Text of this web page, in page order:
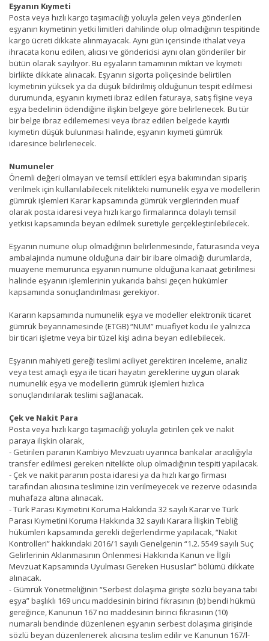
Eşyanın Kıymeti
Posta veya hızlı kargo taşımacılığı yoluyla gelen veya gönderilen
eşyanın kıymetinin yetki limitleri dahilinde olup olmadığının tespitinde
kargo ücreti dikkate alınmayacak. Aynı gün içerisinde ithalat veya
ihracata konu edilen, alıcısı ve göndericisi aynı olan gönderiler bir
bütün olarak sayılıyor. Bu eşyaların tamamının miktarı ve kıymeti
birlikte dikkate alınacak. Eşyanın sigorta poliçesinde belirtilen
kıymetinin yüksek ya da düşük bildirilmiş olduğunun tespit edilmesi
durumunda, eşyanın kıymeti ibraz edilen faturaya, satış fişine veya
eşya bedelinin ödendiğine ilişkin belgeye göre belirlenecek. Bu tür
bir belge ibraz edilememesi veya ibraz edilen belgede kayıtlı
kıymetin düşük bulunması halinde, eşyanın kıymeti gümrük
idaresince belirlenecek.
Numuneler
Önemli değeri olmayan ve temsil ettikleri eşya bakımından sipariş
verilmek için kullanılabilecek nitelikteki numunelik eşya ve modellerin
gümrük işlemleri Karar kapsamında gümrük vergilerinden muaf
olarak posta idaresi veya hızlı kargo firmalarınca dolaylı temsil
yetkisi kapsamında beyan edilmek suretiyle gerçekleştirilebilecek.
Eşyanın numune olup olmadığının belirlenmesinde, faturasında veya
ambalajında numune olduğuna dair bir ibare olmadığı durumlarda,
muayene memurunca eşyanın numune olduğuna kanaat getirilmesi
halinde eşyanın işlemlerinin yukarıda bahsi geçen hükümler
kapsamında sonuçlandırılması gerekiyor.
Kararın kapsamında numunelik eşya ve modeller elektronik ticaret
gümrük beyannamesinde (ETGB) “NUM” muafiyet kodu ile yalnızca
bir ticari işletme veya bir tüzel kişi adına beyan edilebilecek.
Eşyanın mahiyeti gereği teslimi aciliyet gerektiren inceleme, analiz
veya test amaçlı eşya ile ticari hayatın gereklerine uygun olarak
numunelik eşya ve modellerin gümrük işlemleri hızlıca
sonuçlandırılarak teslimi sağlanacak.
Çek ve Nakit Para
Posta veya hızlı kargo taşımacılığı yoluyla getirilen çek ve nakit
paraya ilişkin olarak,
- Getirilen paranın Kambiyo Mevzuatı uyarınca bankalar aracılığıyla
transfer edilmesi gereken nitelikte olup olmadığının tespiti yapılacak.
- Çek ve nakit paranın posta idaresi ya da hızlı kargo firması
tarafından alıcısına teslimine izin verilmeyecek ve rezerve odasında
muhafaza altına alınacak.
- Türk Parası Kıymetini Koruma Hakkında 32 sayılı Karar ve Türk
Parası Kıymetini Koruma Hakkında 32 sayılı Karara İlişkin Tebliğ
hükümleri kapsamında gerekli değerlendirme yapılacak, “Nakit
Kontrolleri” hakkındaki 2016/1 sayılı Genelgenin “1.2. 5549 sayılı Suç
Gelirlerinin Aklanmasının Önlenmesi Hakkında Kanun ve İlgili
Mevzuat Kapsamında Uyulması Gereken Hususlar” bölümü dikkate
alınacak.
- Gümrük Yönetmeliğinin “Serbest dolaşıma girişte sözlü beyana tabi
eşya” başlıklı 169 uncu maddesinin birinci fıkrasının (b) bendi hükmü
gereğince, Kanunun 167 nci maddesinin birinci fıkrasının (10)
numaralı bendinde düzenlenen eşyanın serbest dolaşıma girişinde
sözlü beyan düzenlenerek alıcısına teslim edilir ve Kanunun 167/l-